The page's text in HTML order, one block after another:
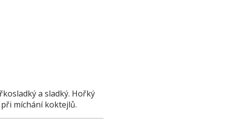
a sladký. Hořký
míchání koktejlů.